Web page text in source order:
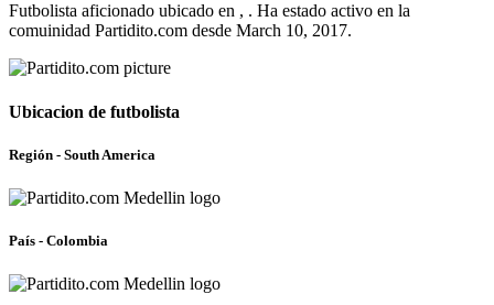
Futbolista aficionado ubicado en , . Ha estado activo en la
comuinidad Partidito.com desde March 10, 2017.
Ubicacion de futbolista
Región - South America
País - Colombia